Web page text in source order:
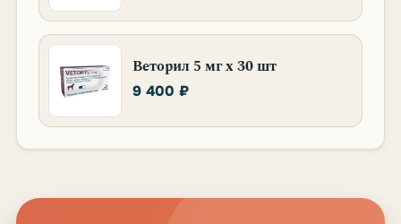
Веторил 5 мг х 30 шт
9 400 ₽